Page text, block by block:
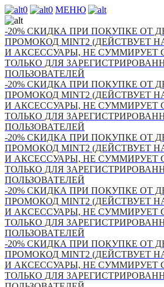
0 0 МЕНЮ
-20% СКИДКА ПРИ ПОКУПКЕ ОТ
ПРОМОКОД MINT2 (ДЕЙСТВУЕТ
И АКСЕССУАРЫ, НЕ СУММИРУЕТ
ТОЛЬКО ДЛЯ
ПОЛЬЗОВАТЕЛЕЙ
-20% СКИДКА ПРИ ПОКУПКЕ ОТ
ПРОМОКОД MINT2 (ДЕЙСТВУЕТ
И АКСЕССУАРЫ, НЕ СУММИРУЕТ
ТОЛЬКО ДЛЯ
ПОЛЬЗОВАТЕЛЕЙ
-20% СКИДКА ПРИ ПОКУПКЕ ОТ
ПРОМОКОД MINT2 (ДЕЙСТВУЕТ
И АКСЕССУАРЫ, НЕ СУММИРУЕТ
ТОЛЬКО ДЛЯ
ПОЛЬЗОВАТЕЛЕЙ
-20% СКИДКА ПРИ ПОКУПКЕ ОТ
ПРОМОКОД MINT2 (ДЕЙСТВУЕТ
И АКСЕССУАРЫ, НЕ СУММИРУЕТ
ТОЛЬКО ДЛЯ
ПОЛЬЗОВАТЕЛЕЙ
-20% СКИДКА ПРИ ПОКУПКЕ ОТ
ПРОМОКОД MINT2 (ДЕЙСТВУЕТ
И АКСЕССУАРЫ, НЕ СУММИРУЕТ
ТОЛЬКО ДЛЯ